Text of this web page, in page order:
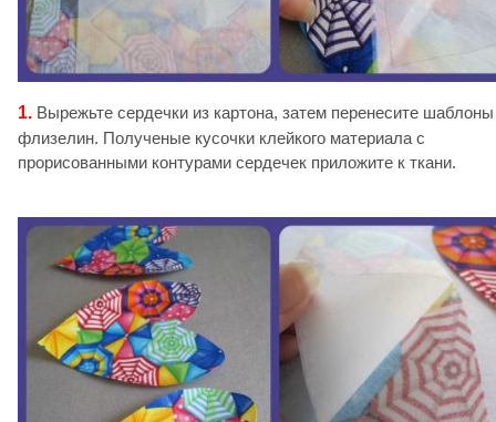
1. Вырежьте сердечки из картона, затем перенесите
флизелин. Полученые кусочки клейкого материала с
прорисованными контурами сердечек приложите к ткани.